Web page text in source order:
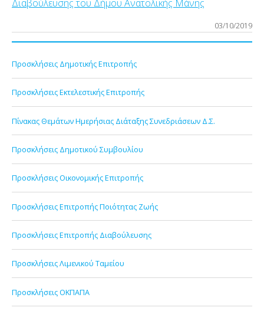
Διαβούλευσης του Δήμου Ανατολικής Μάνης
03/10/2019
Προσκλήσεις Δημοτικής Επιτροπής
Προσκλήσεις Εκτελεστικής Επιτροπής
Πίνακας Θεμάτων Ημερήσιας Διάταξης Συνεδριάσεων Δ.Σ.
Προσκλήσεις Δημοτικού Συμβουλίου
Προσκλήσεις Οικονομικής Επιτροπής
Προσκλήσεις Επιτροπής Ποιότητας Ζωής
Προσκλήσεις Επιτροπής Διαβούλευσης
Προσκλήσεις Λιμενικού Ταμείου
Προσκλήσεις ΟΚΠΑΠΑ